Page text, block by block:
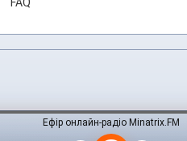
Ефір онлайн-радіо Minatrix.FM